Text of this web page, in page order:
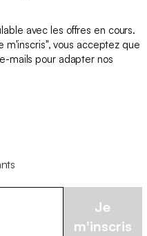
avec les offres en cours.
m'inscris", vous acceptez que
mails pour adapter nos
Je
m'inscris